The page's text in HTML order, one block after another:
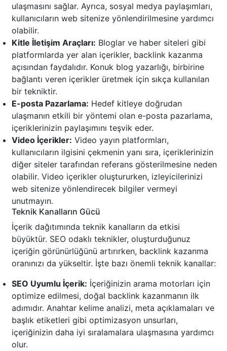
ulaşmasını sağlar. Ayrıca, sosyal medya paylaşımları,
kullanıcıların web sitenize yönlendirilmesine yardımcı
olabilir.
Kitle İletişim Araçları: Bloglar ve haber siteleri gibi
platformlarda yer alan içerikler, backlink kazanma
açısından faydalıdır. Konuk blog yazarlığı, birbirine
bağlantı veren içerikler üretmek için sıkça kullanılan
bir tekniktir.
E-posta Pazarlama: Hedef kitleye doğrudan
ulaşmanın etkili bir yöntemi olan e-posta pazarlama,
içeriklerinizin paylaşımını teşvik eder.
Video İçerikler: Video yayın platformları,
kullanıcıların ilgisini çekmenin yanı sıra, içeriklerinizin
diğer siteler tarafından referans gösterilmesine neden
olabilir. Video içerikler oluştururken, izleyicilerinizi
web sitenize yönlendirecek bilgiler vermeyi
unutmayın.
Teknik Kanalların Gücü
İçerik dağıtımında teknik kanalların da etkisi
büyüktür. SEO odaklı teknikler, oluşturduğunuz
içeriğin görünürlüğünü artırırken, backlink kazanma
oranınızı da yükseltir. İşte bazı önemli teknik kanallar:
SEO Uyumlu İçerik: İçeriğinizin arama motorları için
optimize edilmesi, doğal backlink kazanmanın ilk
adımıdır. Anahtar kelime analizi, meta açıklamaları ve
başlık etiketleri gibi optimizasyon unsurları,
içeriğinizin daha iyi sıralamalara ulaşmasına yardımcı
olur.